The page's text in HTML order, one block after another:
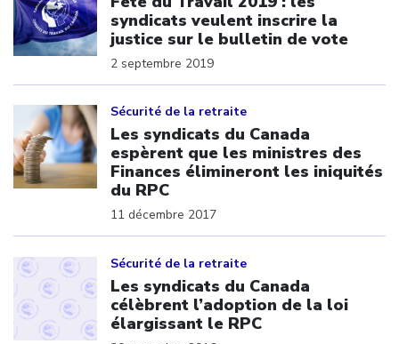
syndicats veulent inscrire la
justice sur le bulletin de vote
2 septembre 2019
Sécurité de la retraite
Les syndicats du Canada
espèrent que les ministres des
Finances élimineront les iniquités
du RPC
11 décembre 2017
Sécurité de la retraite
Les syndicats du Canada
célèbrent l’adoption de la loi
élargissant le RPC